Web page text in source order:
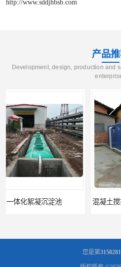
http://www.sddjhbsb.com
产品
Development, design, production and
混凝土搅拌站絮凝沉淀污水处理设备
您是第3150281